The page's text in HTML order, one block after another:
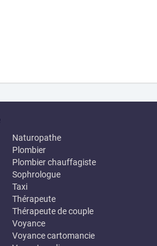
Naturopathe
Plombier
Plombier chauffagiste
Sophrologue
Taxi
Thérapeute
Thérapeute de couple
Voyance
Voyance cartomancie